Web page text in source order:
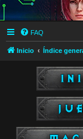
FAQ
Inicio Índice